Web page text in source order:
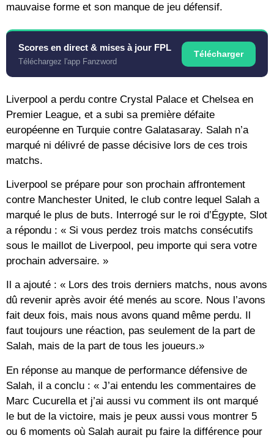
mauvaise forme et son manque de jeu défensif.
Scores en direct & mises à jour FPL
Téléchargez l'app Fanzword
Télécharger
Liverpool a perdu contre Crystal Palace et Chelsea en
Premier League, et a subi sa première défaite
européenne en Turquie contre Galatasaray. Salah n’a
marqué ni délivré de passe décisive lors de ces trois
matchs.
Liverpool se prépare pour son prochain affrontement
contre Manchester United, le club contre lequel Salah a
marqué le plus de buts. Interrogé sur le roi d’Égypte, Slot
a répondu : « Si vous perdez trois matchs consécutifs
sous le maillot de Liverpool, peu importe qui sera votre
prochain adversaire. »
Il a ajouté : « Lors des trois derniers matchs, nous avons
dû revenir après avoir été menés au score. Nous l’avons
fait deux fois, mais nous avons quand même perdu. Il
faut toujours une réaction, pas seulement de la part de
Salah, mais de la part de tous les joueurs.»
En réponse au manque de performance défensive de
Salah, il a conclu : « J’ai entendu les commentaires de
Marc Cucurella et j’ai aussi vu comment ils ont marqué
le but de la victoire, mais je peux aussi vous montrer 5
ou 6 moments où Salah aurait pu faire la différence pour